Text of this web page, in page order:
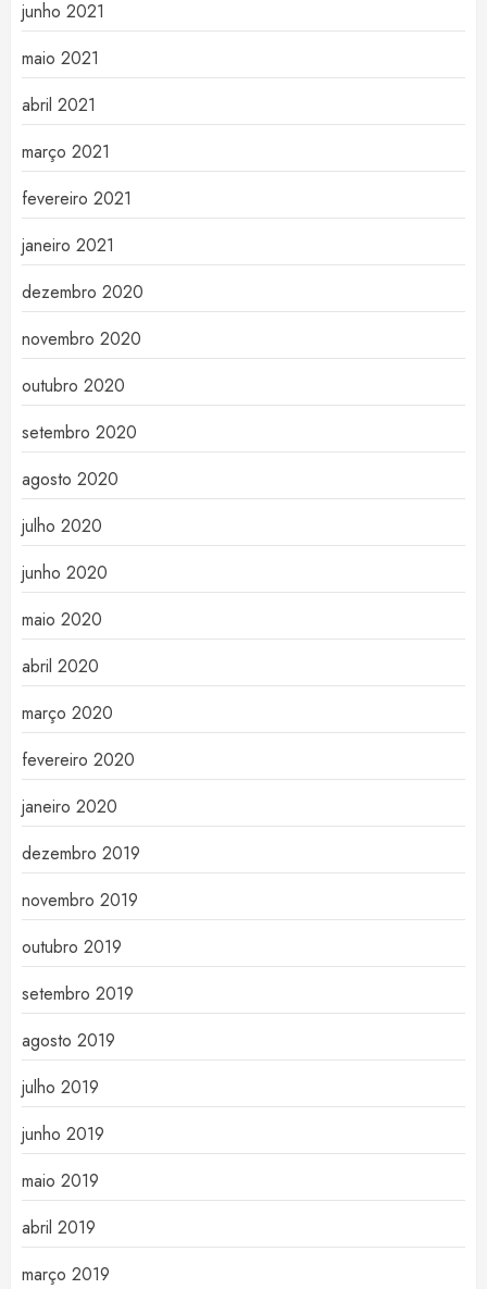
junho 2021
maio 2021
abril 2021
março 2021
fevereiro 2021
janeiro 2021
dezembro 2020
novembro 2020
outubro 2020
setembro 2020
agosto 2020
julho 2020
junho 2020
maio 2020
abril 2020
março 2020
fevereiro 2020
janeiro 2020
dezembro 2019
novembro 2019
outubro 2019
setembro 2019
agosto 2019
julho 2019
junho 2019
maio 2019
abril 2019
março 2019